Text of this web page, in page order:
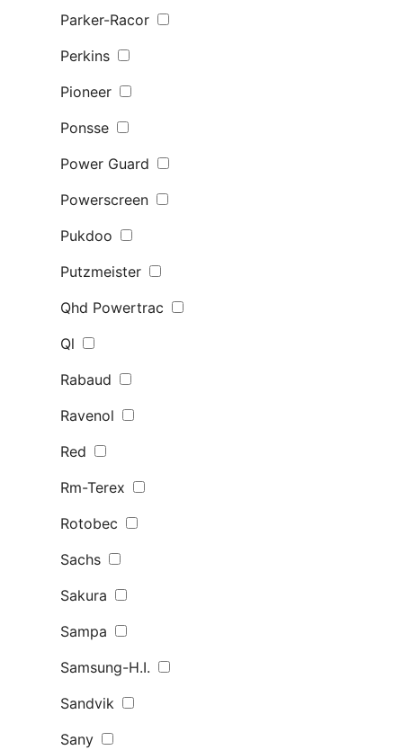
Parker-Racor
Perkins
Pioneer
Ponsse
Power Guard
Powerscreen
Pukdoo
Putzmeister
Qhd Powertrac
Ql
Rabaud
Ravenol
Red
Rm-Terex
Rotobec
Sachs
Sakura
Sampa
Samsung-H.I.
Sandvik
Sany